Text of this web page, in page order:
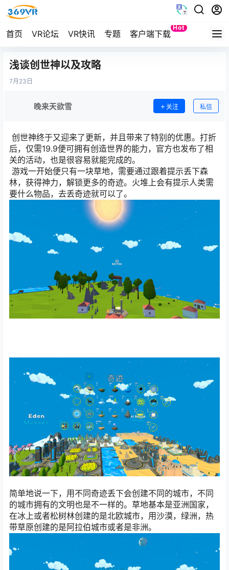
首页 VR论坛 VR快讯 专题 客户端下载
Hot
Quest
浅谈创世神以及攻略
7月 23日
晚来天欲雪 关注 私信
创世神终于又迎来了更新，并且带来了特别的优惠。打折
后，仅需19.9便可拥有创造世界的能力，官方也发布了相
关的活动，也是很容易就能完成的。
游戏一开始便只有一块草地，需要通过跟着提示丢下森
林，获得神力，解锁更多的奇迹。火堆上会有提示人类需
要什么物品，去丢奇迹就可以了。
简单地说一下，用不同奇迹丢下会创建不同的城市，不同
的城市拥有的文明也是不一样的。草地基本是亚洲国家，
在冰上或者松树林创建的是北欧城市，用沙漠，绿洲，热
带草原创建的是阿拉伯城市或者是非洲。